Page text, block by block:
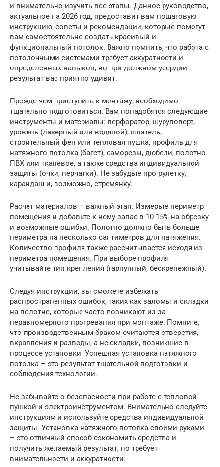
и внимательно изучить все этапы. Данное руководство,
актуальное на 2026 год, предоставит вам пошаговую
инструкцию, советы и рекомендации, которые помогут
вам самостоятельно создать красивый и
функциональный потолок. Важно помнить, что работа с
потолочными системами требует аккуратности и
определенных навыков, но при должном усердии
результат вас приятно удивит.
Прежде чем приступить к монтажу, необходимо
тщательно подготовиться. Вам понадобятся следующие
инструменты и материалы: перфоратор, шуруповерт,
уровень (лазерный или водяной), шпатель,
строительный фен или тепловая пушка, профиль для
натяжного потолка (багет), саморезы, дюбели, полотно
ПВХ или тканевое, а также средства индивидуальной
защиты (очки, перчатки). Не забудьте про рулетку,
карандаш и, возможно, стремянку.
Расчет материалов – важный этап. Измерьте периметр
помещения и добавьте к нему запас в 10-15% на обрезку
и возможные ошибки. Полотно должно быть больше
периметра на несколько сантиметров для натяжения.
Количество профиля также рассчитывается исходя из
периметра помещения. При выборе профиля
учитывайте тип крепления (гарпунный, бескрепежный).
Следуя инструкции, вы сможете избежать
распространенных ошибок, таких как заломы и складки
на полотне, которые часто возникают из-за
неравномерного прогревания при монтаже. Помните,
что производственным браком считаются отверстия,
вкрапления и разводы, а не складки, возникшие в
процессе установки. Успешная установка натяжного
потолка – это результат тщательной подготовки и
соблюдения технологии.
Не забывайте о безопасности при работе с тепловой
пушкой и электроинструментом. Внимательно следуйте
инструкциям и используйте средства индивидуальной
защиты. Установка натяжного потолка своими руками
– это отличный способ сэкономить средства и
получить желаемый результат, но требует
внимательности и аккуратности.